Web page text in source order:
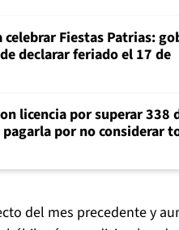
celebrar Fiestas Patrias:
declarar feriado el 17 de
licencia por superar 338
por no considerar
del mes precedente y